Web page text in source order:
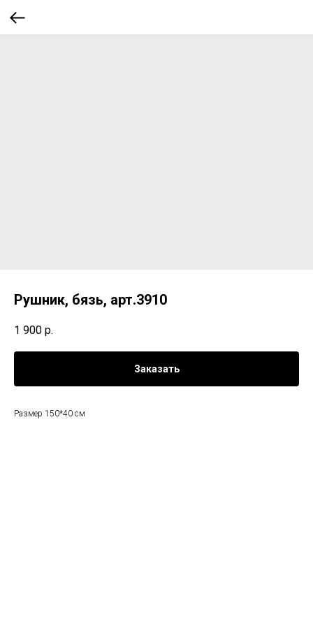
Рушник, бязь, арт.3910
1 900 р.
Заказать
Размер 150*40 см